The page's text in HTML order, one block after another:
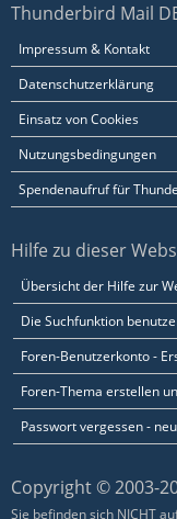
Thunderbird Mail
Impressum & Kontakt
Datenschutzerklärung
Einsatz von Cookies
Nutzungsbedingungen
Spendenaufruf für
Hilfe zu dieser
Übersicht der Hilfe zur
Die Suchfunktion
Foren-Benutzerkonto -
Foren-Thema erstellen
Passwort vergessen -
Copyright © 2003-
Sie befinden sich NICHT